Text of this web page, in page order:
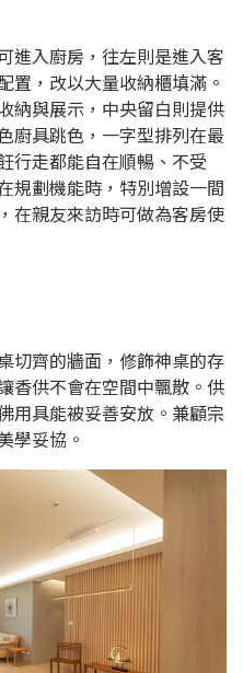
進入廚房，往左則是進入客
置，改以大量收納櫃填滿。
納與展示，中央留白則提供
廚具跳色，一字型排列在最
行走都能自在順暢、不受
規劃機能時，特別增設一間
在親友來訪時可做為客房使
切齊的牆面，修飾神桌的存
香供不會在空間中飄散。供
用具能被妥善安放。兼顧宗
學妥協。